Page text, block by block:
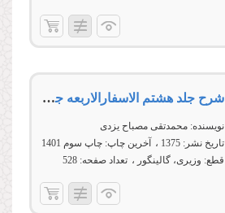
شرح جلد هشتم الاسفارالاربعه جزء 1
نویسنده: محمدتقی مصباح یزدی
تاریخ نشر: 1375 آخرین چاپ: چاپ سوم 1401
قطع: وزیری، گالینگور تعداد صفحه: 528